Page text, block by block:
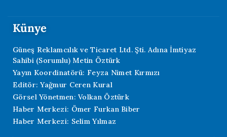
Künye
Güneş Reklamcılık ve Ticaret Ltd. Şti. Adına İmtiyaz
Sahibi (Sorumlu) Metin Öztürk
Yayın Koordinatörü: Feyza Nimet Kırmızı
Editör: Yağmur Ceren Kural
Görsel Yönetmen: Volkan Öztürk
Haber Merkezi: Ömer Furkan Biber
Haber Merkezi: Selim Yılmaz